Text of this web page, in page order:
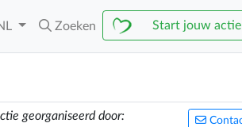
Zoeken Start jouw actie
georganiseerd door: